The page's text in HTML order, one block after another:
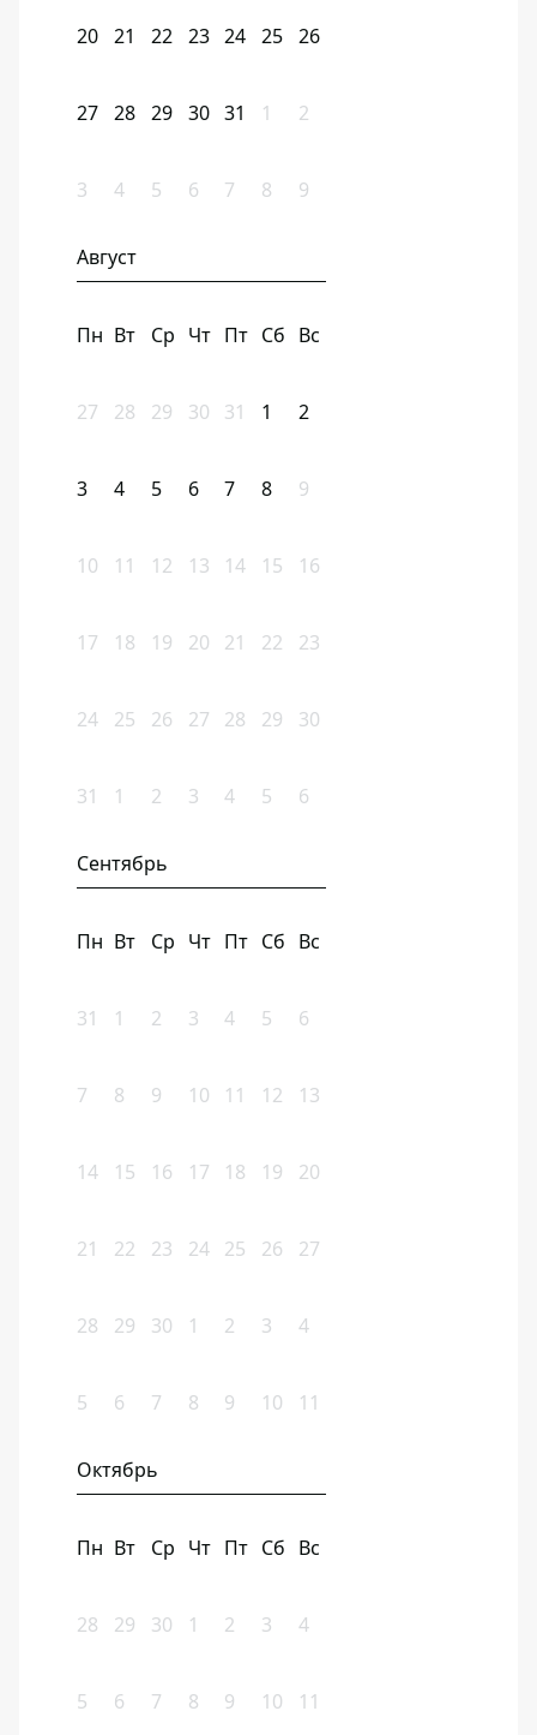
20 21 22 23 24 25 26
27 28 29 30 31 1 2
3 4 5 6 7 8 9
Август
Пн Вт Ср Чт Пт Сб Вс
27 28 29 30 31 1 2
3 4 5 6 7 8 9
10 11 12 13 14 15 16
17 18 19 20 21 22 23
24 25 26 27 28 29 30
31 1 2 3 4 5 6
Сентябрь
Пн Вт Ср Чт Пт Сб Вс
31 1 2 3 4 5 6
7 8 9 10 11 12 13
14 15 16 17 18 19 20
21 22 23 24 25 26 27
28 29 30 1 2 3 4
5 6 7 8 9 10 11
Октябрь
Пн Вт Ср Чт Пт Сб Вс
28 29 30 1 2 3 4
5 6 7 8 9 10 11